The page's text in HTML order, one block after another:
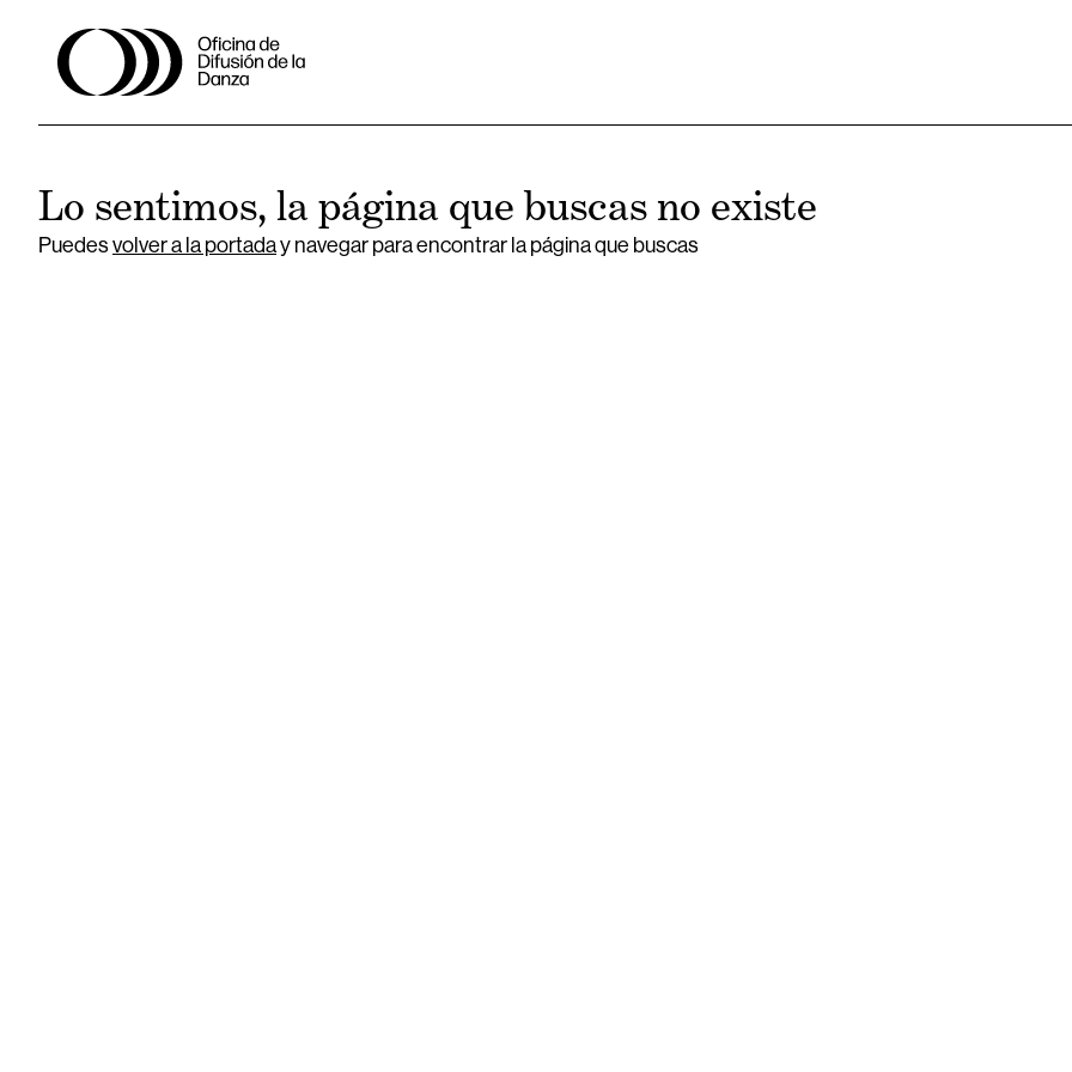
Lo sentimos, la página que buscas no existe
Puedesvolver a la portaday navegar para encontrar la página que buscas